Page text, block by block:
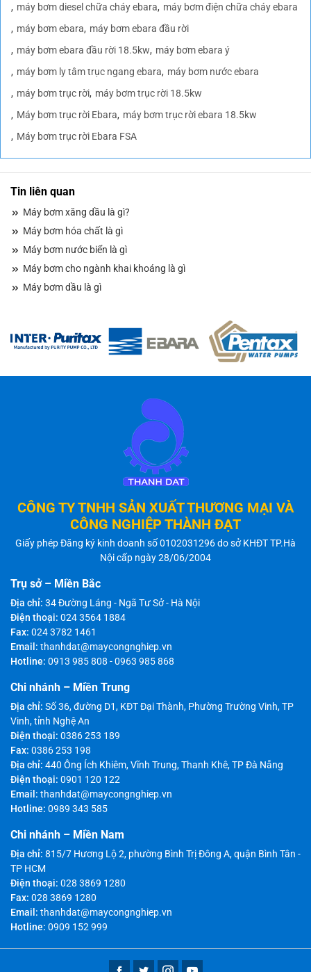
máy bơm diesel chữa cháy ebara
máy bơm điện chữa cháy ebara
máy bơm ebara
máy bơm ebara đầu rời
máy bơm ebara đầu rời 18.5kw
máy bơm ebara ý
máy bơm ly tâm trục ngang ebara
máy bơm nước ebara
máy bơm trục rời máy bơm trục rời 18.5kw
Máy bơm trục rời Ebara
máy bơm trục rời ebara 18.5kw
Máy bơm trục rời Ebara FSA
Tin liên quan
Máy bơm xăng dầu là gì?
Máy bơm hóa chất là gì
Máy bơm nước biển là gì
Máy bơm cho ngành khai khoáng là gì
Máy bơm dầu là gì
CÔNG TY TNHH SẢN XUẤT THƯƠNG MẠI VÀ
CÔNG NGHIỆP THÀNH ĐẠT
Giấy phép Đăng ký kinh doanh số 0102031296 do sở KHĐT TP.Hà
Nội cấp ngày 28/06/2004
Trụ sở – Miền Bắc
Địa chỉ: 34 Đường Láng - Ngã Tư Sở - Hà Nội
Điện thoại: 024 3564 1884
Fax: 024 3782 1461
Email: thanhdat@maycongnghiep.vn
Hotline: 0913 985 808 -0963 985 868
Chi nhánh – Miền Trung
Địa chỉ: Số 36, đường D1, KĐT Đại Thành, Phường Trường Vinh, TP
Vinh, tỉnh Nghệ An
Điện thoại: 0386 253 189
Fax: 0386 253 198
Địa chỉ: 440 Ông Ích Khiêm, Vĩnh Trung, Thanh Khê, TP Đà Nẵng
Điện thoại: 0901 120 122
Email: thanhdat@maycongnghiep.vn
Hotline: 0989 343 585
Chi nhánh – Miền Nam
Địa chỉ: 815/7 Hương Lộ 2, phường Bình Trị Đông A, quận Bình Tân -
TP HCM
Điện thoại: 028 3869 1280
Fax: 028 3869 1280
Email: thanhdat@maycongnghiep.vn
Hotline: 0909 152 999